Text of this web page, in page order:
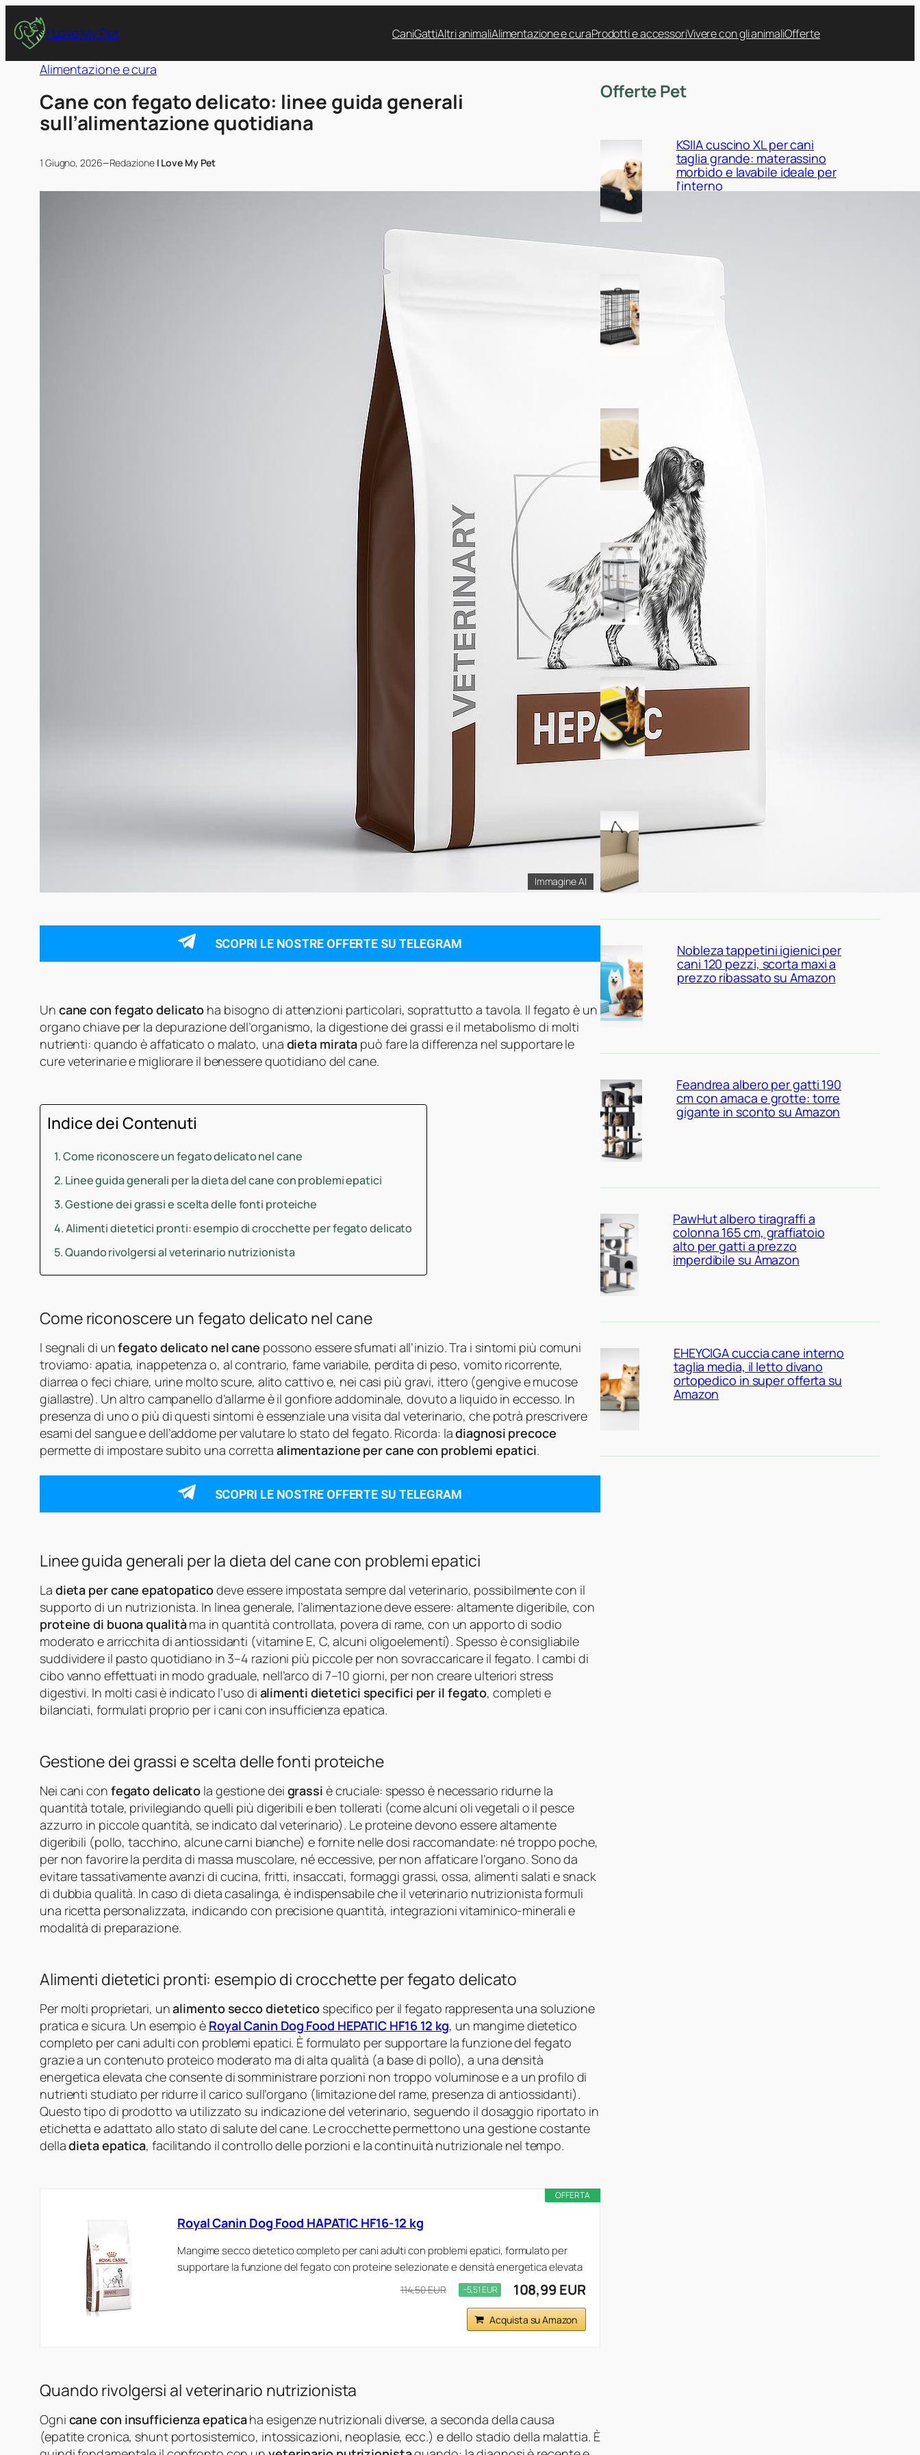
I Love My Pet CaniGattiAltri animaliAlimentazione e curaProdotti e accessoriVivere con gli animaliOfferte
Alimentazione e cura
Cane con fegato delicato: linee guida generali
sull’alimentazione quotidiana
1 Giugno, 2026–Redazione I Love My Pet
Immagine AI
SCOPRI LE NOSTRE OFFERTE SU TELEGRAM
Un cane con fegato delicato ha bisogno di attenzioni particolari, soprattutto a tavola. Il fegato è un
organo chiave per la depurazione dell’organismo, la digestione dei grassi e il metabolismo di molti
nutrienti: quando è affaticato o malato, una dieta mirata può fare la differenza nel supportare le
cure veterinarie e migliorare il benessere quotidiano del cane.
Indice dei Contenuti
Come riconoscere un fegato delicato nel cane
Linee guida generali per la dieta del cane con problemi epatici
Gestione dei grassi e scelta delle fonti proteiche
Alimenti dietetici pronti: esempio di crocchette per fegato delicato
Quando rivolgersi al veterinario nutrizionista
Come riconoscere un fegato delicato nel cane
I segnali di unfegato delicato nel cane possono essere sfumati all’inizio. Tra i sintomi più comuni
troviamo: apatia, inappetenza o, al contrario, fame variabile, perdita di peso, vomito ricorrente,
diarrea o feci chiare, urine molto scure, alito cattivo e, nei casi più gravi, ittero (gengive e mucose
giallastre). Un altro campanello d’allarme è il gonfiore addominale, dovuto a liquido in eccesso. In
presenza di uno o più di questi sintomi è essenziale una visita dal veterinario, che potrà prescrivere
esami del sangue e dell’addome per valutare lo stato del fegato. Ricorda: ladiagnosi precoce
permette di impostare subito una corretta alimentazione per cane con problemi epatici.
SCOPRI LE NOSTRE OFFERTE SU TELEGRAM
Linee guida generali per la dieta del cane con problemi epatici
La dieta per cane epatopaticodeve essere impostata sempre dal veterinario, possibilmente con il
supporto di un nutrizionista. In linea generale, l’alimentazione deve essere: altamente digeribile, con
proteine di buona qualitàma in quantità controllata, povera di rame, con un apporto di sodio
moderato e arricchita di antiossidanti (vitamine E, C, alcuni oligoelementi). Spesso è consigliabile
suddividere il pasto quotidiano in 3–4 razioni più piccole per non sovraccaricare il fegato. I cambi di
cibo vanno effettuati in modo graduale, nell’arco di 7–10 giorni, per non creare ulteriori stress
digestivi. In molti casi è indicato l’uso di alimenti dietetici specifici per il fegato, completi e
bilanciati, formulati proprio per i cani con insufficienza epatica.
Gestione dei grassi e scelta delle fonti proteiche
Nei cani con fegato delicato la gestione dei grassi è cruciale: spesso è necessario ridurne la
quantità totale, privilegiando quelli più digeribili e ben tollerati (come alcuni oli vegetali o il pesce
azzurro in piccole quantità, se indicato dal veterinario). Le proteine devono essere altamente
digeribili (pollo, tacchino, alcune carni bianche) e fornite nelle dosi raccomandate: né troppo poche,
per non favorire la perdita di massa muscolare, né eccessive, per non affaticare l’organo. Sono da
evitare tassativamente avanzi di cucina, fritti, insaccati, formaggi grassi, ossa, alimenti salati e snack
di dubbia qualità. In caso di dieta casalinga, è indispensabile che il veterinario nutrizionista formuli
una ricetta personalizzata, indicando con precisione quantità, integrazioni vitaminico-minerali e
modalità di preparazione.
Alimenti dietetici pronti: esempio di crocchette per fegato delicato
Per molti proprietari, unalimento secco dietetico specifico per il fegato rappresenta una soluzione
pratica e sicura. Un esempio è Royal Canin Dog Food HEPATIC HF16 12 kg, un mangime dietetico
completo per cani adulti con problemi epatici. È formulato per supportare la funzione del fegato
grazie a un contenuto proteico moderato ma di alta qualità (a base di pollo), a una densità
energetica elevata che consente di somministrare porzioni non troppo voluminose e a un profilo di
nutrienti studiato per ridurre il carico sull’organo (limitazione del rame, presenza di antiossidanti).
Questo tipo di prodotto va utilizzato su indicazione del veterinario, seguendo il dosaggio riportato in
etichetta e adattato allo stato di salute del cane. Le crocchette permettono una gestione costante
delladieta epatica, facilitando il controllo delle porzioni e la continuità nutrizionale nel tempo.
OFFERTA
Royal Canin Dog Food HAPATIC HF16-12 kg
Mangime secco dietetico completo per cani adulti con problemi epatici, formulato per
supportare la funzione del fegato con proteine selezionate e densità energetica elevata
114,50 EUR −5,51 EUR 108,99 EUR
Acquista su Amazon
Quando rivolgersi al veterinario nutrizionista
Ogni cane con insufficienza epaticaha esigenze nutrizionali diverse, a seconda della causa
(epatite cronica, shunt portosistemico, intossicazioni, neoplasie, ecc.) e dello stadio della malattia. È
Offerte Pet
KSIIA cuscino XL per cani
taglia grande: materassino
morbido e lavabile ideale per
l’interno
in metallo per cani: kennel
robusto e regolabile a prezzo
Seggiolino auto avvolgente
nei viaggi brevi
PawHut voliera per
pappagallini con ruote: gabbia
capiente e facile da pulire in
offerta su Amazon
HEYLIFE rampa gonfiabile per
cani: accesso sicuro a piscina
sedile posteriore per cani,
Nobleza tappetini igienici per
cani 120 pezzi, scorta maxi a
prezzo ribassato su Amazon
Feandrea albero per gatti 190
cm con amaca e grotte: torre
gigante in sconto su Amazon
PawHut albero tiragraffi a
colonna 165 cm, graffiatoio
alto per gatti a prezzo
imperdibile su Amazon
EHEYCIGA cuccia cane interno
taglia media, il letto divano
ortopedico in super offerta su
Amazon